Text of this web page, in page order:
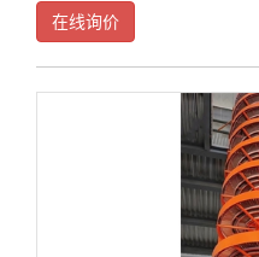
等部分组成，具有结构简单、输送
介绍螺旋提升机在不同领域的应用
在线询价